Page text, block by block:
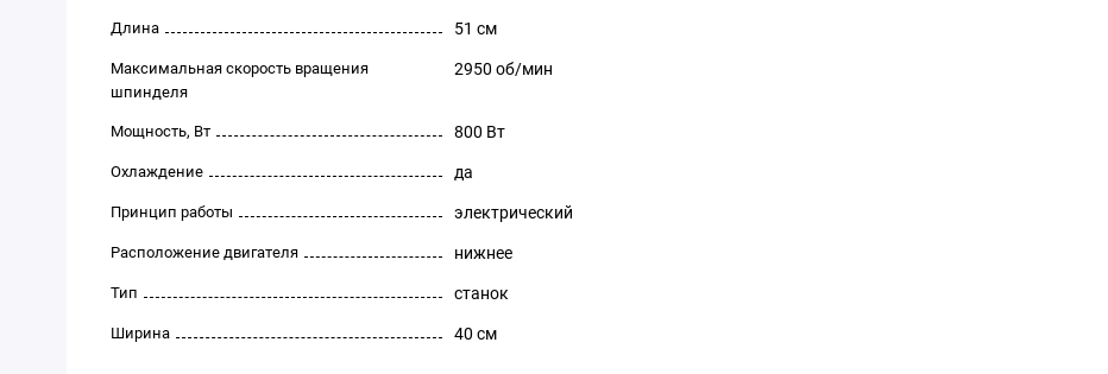
Длина 51 см
Максимальная скорость вращения
шпинделя
2950 об/мин
Мощность, Вт 800 Вт
Охлаждение да
Принцип работы электрический
Расположение двигателя нижнее
Тип станок
Ширина 40 см